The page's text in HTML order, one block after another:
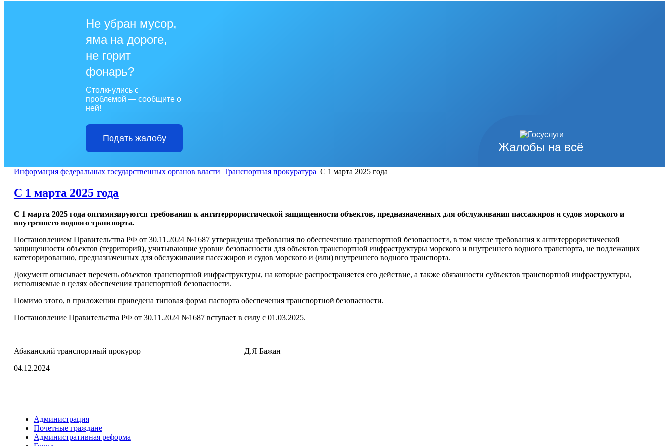
Жалобы на всё
Не убран мусор,
яма на дороге,
не горит
фонарь?
Столкнулись с
проблемой — сообщите о
ней!
Подать жалобу
Информация федеральных государственных органов власти Транспортная прокуратура С 1 марта 2025 года
С 1 марта 2025 года
С 1 марта 2025 года оптимизируются требования к антитеррористической защищенности объектов, предназначенных для обслуживания пассажиров и судов морского и
внутреннего водного транспорта.
Постановлением Правительства РФ от 30.11.2024 №1687 утверждены требования по обеспечению транспортной безопасности, в том числе требования к антитеррористической
защищенности объектов (территорий), учитывающие уровни безопасности для объектов транспортной инфраструктуры морского и внутреннего водного транспорта, не подлежащих
категорированию, предназначенных для обслуживания пассажиров и судов морского и (или) внутреннего водного транспорта.
Документ описывает перечень объектов транспортной инфраструктуры, на которые распространяется его действие, а также обязанности субъектов транспортной инфраструктуры,
исполняемые в целях обеспечения транспортной безопасности.
Помимо этого, в приложении приведена типовая форма паспорта обеспечения транспортной безопасности.
Постановление Правительства РФ от 30.11.2024 №1687 вступает в силу с 01.03.2025.
Абаканский транспортный прокурор Д.Я Бажан
04.12.2024
Администрация
Почетные граждане
Административная реформа